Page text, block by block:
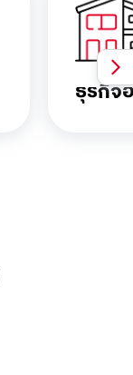
ธุรกิจ